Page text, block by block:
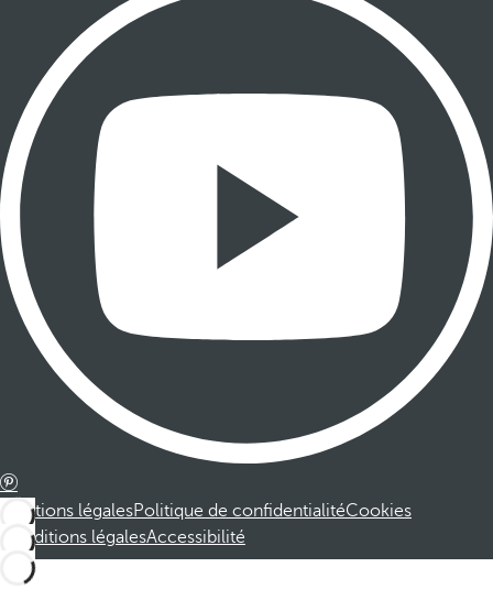
Mentions légalesPolitique de confidentialitéCookies
Conditions légalesAccessibilité